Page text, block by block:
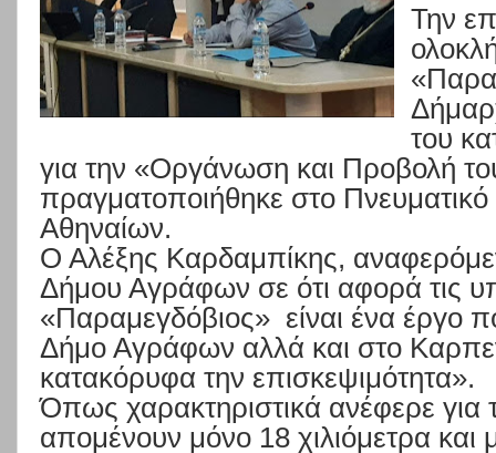
Την
«
του
για την «Οργάνωση και Προβολή
πραγματοποιήθηκε στο
Αθηναίων.
Ο Αλέξης Καρδαμπίκης,
Δήμου Αγράφων σε ότι αφορά τις
«Παραμεγδόβιος» είναι ένα έργο
Δήμο Αγράφων αλλά και στο
κατακόρυφα την επισκεψιμότητα».
Όπως χαρακτηριστικά ανέφερε
απομένουν μόνο 18 χιλιόμετρα και